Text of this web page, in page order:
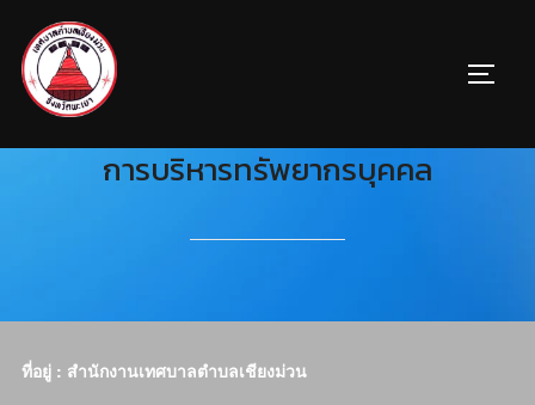
การบริหารทรัพยากรบุคคล
ที่อยู่ : สำนักงานเทศบาลตำบลเชียงม่วน